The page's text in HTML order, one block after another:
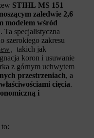
STIHL MS 151
zaledwie 2,6
modelem wśród
. Ta specjalistyczna
szerokiego zakresu
, takich jak
koron i usuwanie
z górnym uchwytem
przestrzeniach, a
cięcia.
i